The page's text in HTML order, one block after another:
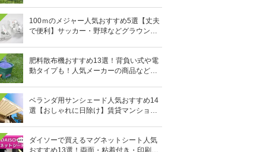
100ｍのメジャー人気おすすめ5選【丈夫
で便利】サッカー・野球などグラウンド
肥料散布機おすすめ13選！背負い式や電
動タイプも！人気メーカーの商品など厳
ベランダ用サンシェード人気おすすめ14
選【おしゃれに日除け】賃貸マンション
ダイソーで買えるマグネットシート人気
おすすめ13選！両面・粘着付き・印刷で